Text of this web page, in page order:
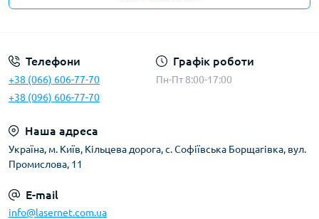
Телефони
+38 (066) 606-77-70
+38 (096) 606-77-70
Графік роботи
Пн-Пт 8:00-17:00
Наша адреса
Українa, м. Київ, Кільцева дорога, с. Софіївська Борщагівка, вул.
Промислова, 11
E-mail
info@lasernet.com.ua